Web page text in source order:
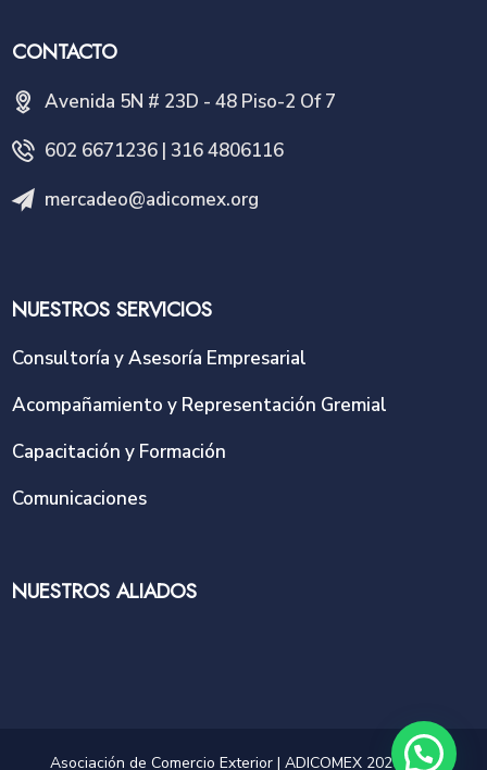
CONTACTO
Avenida 5N # 23D - 48 Piso-2 Of 7
602 6671236 | 316 4806116
mercadeo@adicomex.org
NUESTROS SERVICIOS
Consultoría y Asesoría Empresarial
Acompañamiento y Representación Gremial
Capacitación y Formación
Comunicaciones
NUESTROS ALIADOS
Asociación de Comercio Exterior | ADICOMEX 2025 | NIT